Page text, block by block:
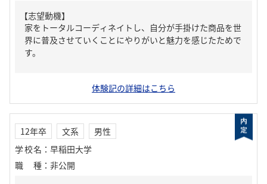
【志望動機】
家をトータルコーディネイトし、自分が手掛けた商品を世
界に普及させていくことにやりがいと魅力を感じたためで
す。
体験記の詳細はこちら
12年卒 文系
男性
学校名 ： 早稲田大学
職種 ： 非公開